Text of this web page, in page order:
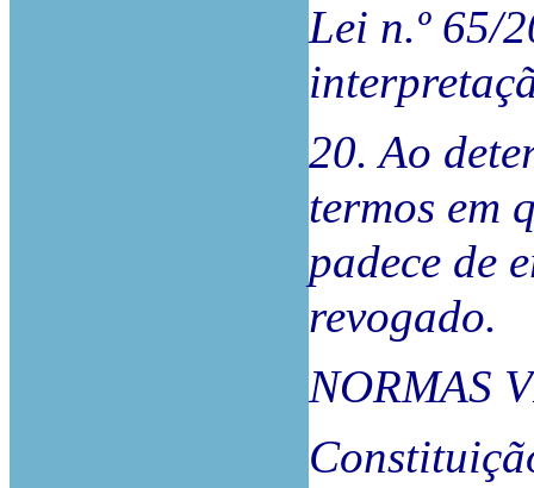
Lei n.º 65/
20. Ao
termos em
padece de
revogado.
NORMAS